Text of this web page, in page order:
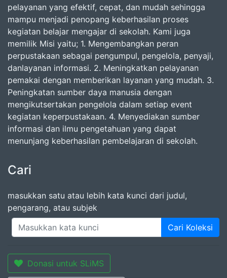
pelayanan yang efektif, cepat, dan mudah sehingga
mampu menjadi penopang keberhasilan proses
kegiatan belajar mengajar di sekolah. Kami juga
memilik Misi yaitu; 1. Mengembangkan peran
perpustakaan sebagai pengumpul, pengelola, penyaji,
danlayanan informasi. 2. Meningkatkan pelayanan
pemakai dengan memberikan layanan yang mudah. 3.
Peningkatan sumber daya manusia dengan
mengikutsertakan pengelola dalam setiap event
kegiatan keperpustakaan. 4. Menyediakan sumber
informasi dan ilmu pengetahuan yang dapat
menunjang keberhasilan pembelajaran di sekolah.
Cari
masukkan satu atau lebih kata kunci dari judul,
pengarang, atau subjek
Cari Koleksi
Donasi untuk SLiMS